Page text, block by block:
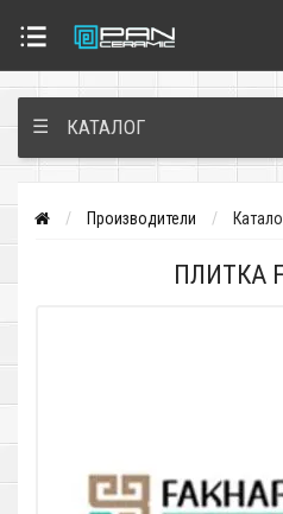
☰ КАТАЛОГ
Производители
ПЛИТКА